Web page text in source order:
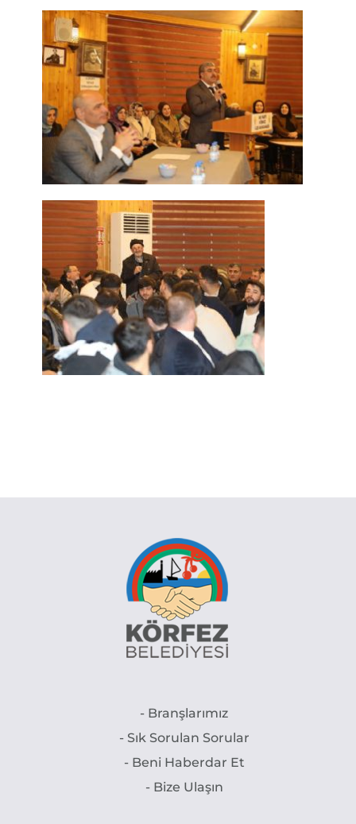
- Branşlarımız
- Sık Sorulan Sorular
- Beni Haberdar Et
- Bize Ulaşın